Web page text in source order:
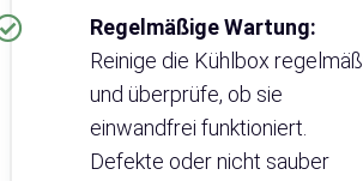
Regelmäßige Wartung:
Reinige die Kühlbox
und überprüfe, ob sie
einwandfrei funktioniert.
Defekte oder nicht sauber